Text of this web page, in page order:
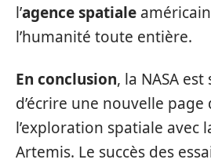
l’agence spatiale
l’humanité toute entière.
En conclusion, la NASA
d’écrire une nouvelle page
l’exploration spatiale avec
Artemis. Le succès des